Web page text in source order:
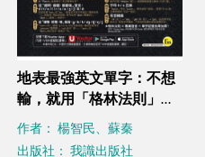
地表最強英文單字：不想
輸，就用「格林法則」背
10000個英文單字【修訂
版】（附贈「Youtor
作者： 楊智民、蘇秦
出版社： 我識出版社